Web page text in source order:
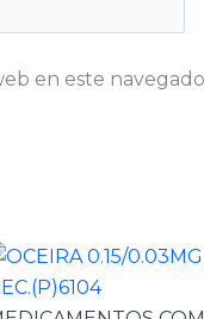
en este